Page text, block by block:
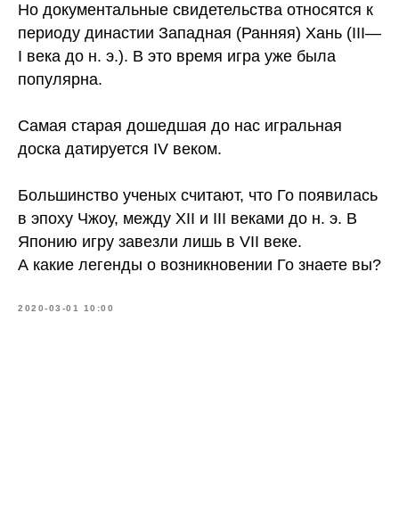
Но документальные свидетельства относятся к
периоду династии Западная (Ранняя) Хань (III—
I века до н. э.). В это время игра уже была
популярна.
Самая старая дошедшая до нас игральная
доска датируется IV веком.
Большинство ученых считают, что Го появилась
в эпоху Чжоу, между XII и III веками до н. э. В
Японию игру завезли лишь в VII веке.
А какие легенды о возникновении Го знаете вы?
2020-03-01 10:00